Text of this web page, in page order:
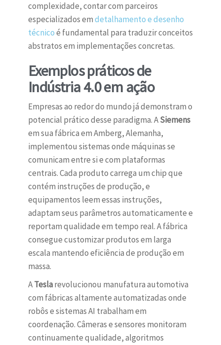
complexidade, contar com parceiros
especializados emdetalhamento e desenho
técnicoé fundamental para traduzir conceitos
abstratos em implementações concretas.
Exemplos práticos de
Indústria 4.0 em ação
Empresas ao redor do mundo já demonstram o
potencial prático desse paradigma. ASiemens
em sua fábrica em Amberg, Alemanha,
implementou sistemas onde máquinas se
comunicam entre si e com plataformas
centrais. Cada produto carrega um chip que
contém instruções de produção, e
equipamentos leem essas instruções,
adaptam seus parâmetros automaticamente e
reportam qualidade em tempo real. A fábrica
consegue customizar produtos em larga
escala mantendo eficiência de produção em
massa.
ATeslarevolucionou manufatura automotiva
com fábricas altamente automatizadas onde
robôs e sistemas AI trabalham em
coordenação. Câmeras e sensores monitoram
continuamente qualidade, algoritmos